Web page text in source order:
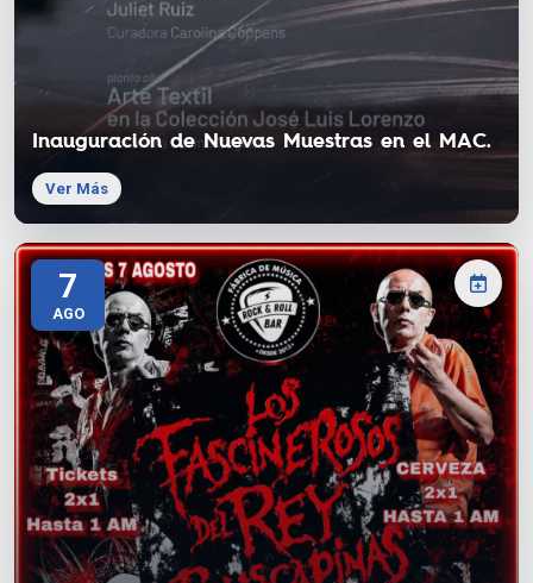
Inauguración de Nuevas Muestras en el MAC.
Ver Más
7
AGO